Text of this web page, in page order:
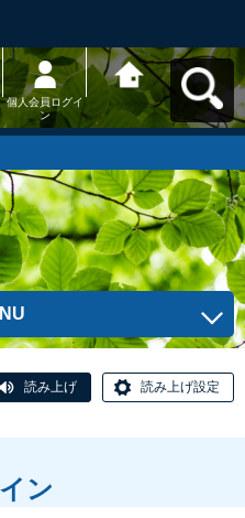
個人会員ログイ
ン
ふなばし市民力
発見サイトへ戻
る
読み上げ 読み上げ設定
ン